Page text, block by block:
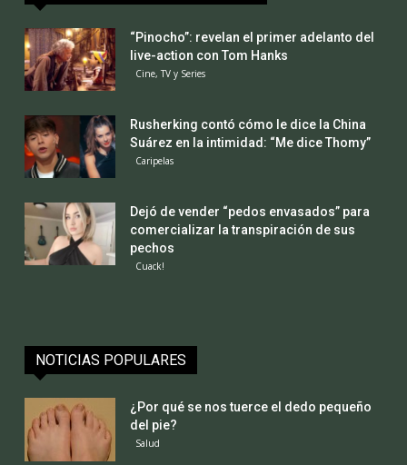
“Pinocho”: revelan el primer adelanto del
live-action con Tom Hanks
Cine, TV y Series
Rusherking contó cómo le dice la China
Suárez en la intimidad: “Me dice Thomy”
Caripelas
Dejó de vender “pedos envasados” para
comercializar la transpiración de sus
pechos
Cuack!
NOTICIAS POPULARES
¿Por qué se nos tuerce el dedo pequeño
del pie?
Salud